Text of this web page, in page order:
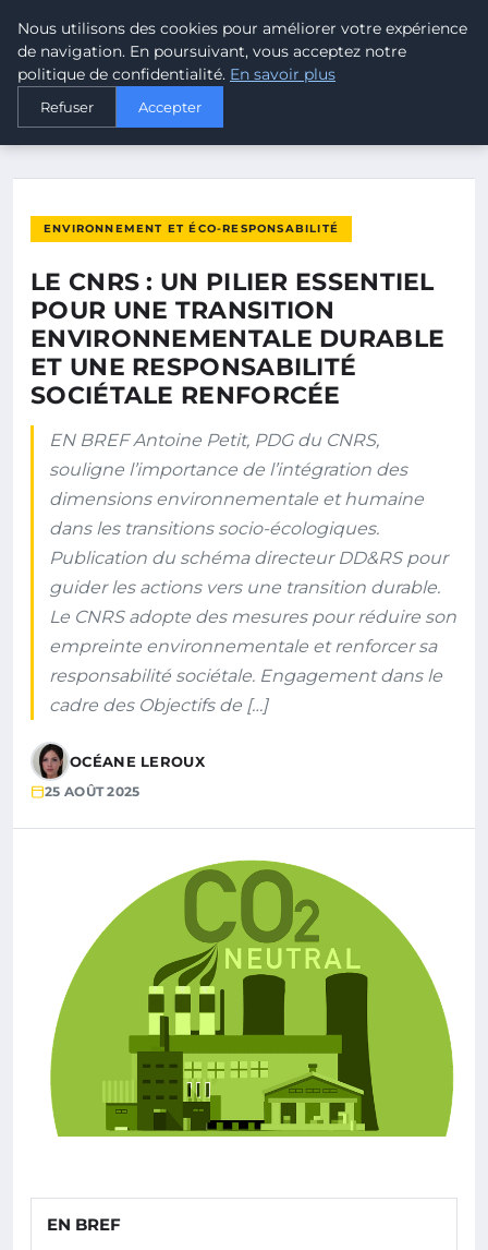
MALTA CLIMATE
ACCUEIL
LE CNRS : UN PILIER ESSENTIEL POUR UNE TRANSITION…
ENVIRONNEMENT ET ÉCO-RESPONSABILITÉ
LE CNRS : UN PILIER ESSENTIEL
POUR UNE TRANSITION
ENVIRONNEMENTALE DURABLE
ET UNE RESPONSABILITÉ
SOCIÉTALE RENFORCÉE
EN BREF Antoine Petit, PDG du CNRS,
souligne l’importance de l’intégration des
dimensions environnementale et humaine
dans les transitions socio-écologiques.
Publication du schéma directeur DD&RS pour
guider les actions vers une transition durable.
Le CNRS adopte des mesures pour réduire son
empreinte environnementale et renforcer sa
responsabilité sociétale. Engagement dans le
cadre des Objectifs de […]
OCÉANE LEROUX
25 AOÛT 2025
EN BREF
Nous utilisons des cookies pour améliorer votre expérience
de navigation. En poursuivant, vous acceptez notre
politique de confidentialité. En savoir plus
Refuser Accepter